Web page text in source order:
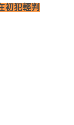
初犯輕判